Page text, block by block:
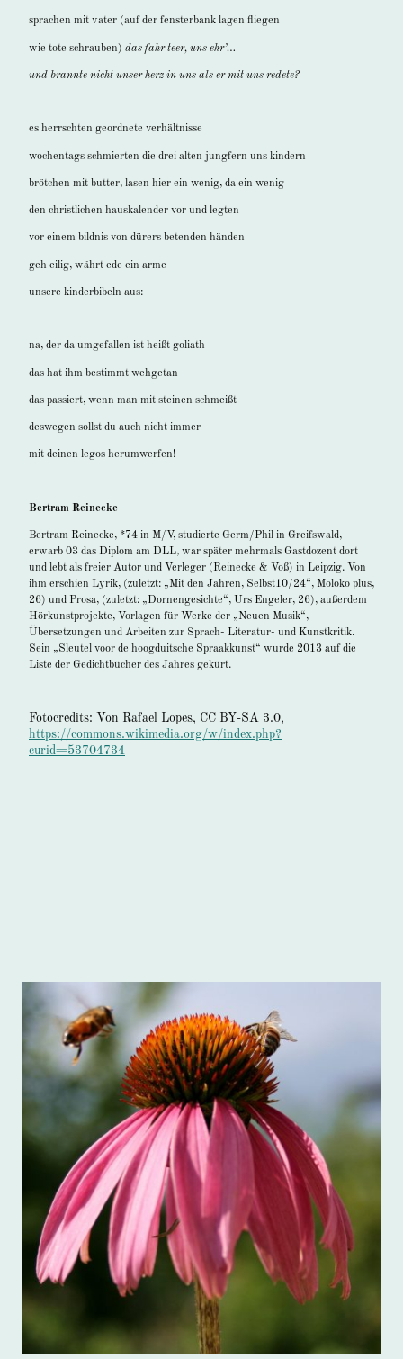
sprachen mit vater (auf der fensterbank lagen fliegen
wie tote schrauben) das fahr teer, uns ehr’…
und brannte nicht unser herz in uns als er mit uns redete?
es herrschten geordnete verhältnisse
wochentags schmierten die drei alten jungfern uns kindern
brötchen mit butter, lasen hier ein wenig, da ein wenig
den christlichen hauskalender vor und legten
vor einem bildnis von dürers betenden händen
geh eilig, währt ede ein arme
unsere kinderbibeln aus:
na, der da umgefallen ist heißt goliath
das hat ihm bestimmt wehgetan
das passiert, wenn man mit steinen schmeißt
deswegen sollst du auch nicht immer
mit deinen legos herumwerfen!
Bertram Reinecke
Bertram Reinecke, *74 in M/V, studierte Germ/Phil in Greifswald,
erwarb 03 das Diplom am DLL, war später mehrmals Gastdozent dort
und lebt als freier Autor und Verleger (Reinecke & Voß) in Leipzig. Von
ihm erschien Lyrik, (zuletzt: „Mit den Jahren, Selbst10/24“, Moloko plus,
26) und Prosa, (zuletzt: „Dornengesichte“, Urs Engeler, 26), außerdem
Hörkunstprojekte, Vorlagen für Werke der „Neuen Musik“,
Übersetzungen und Arbeiten zur Sprach- Literatur- und Kunstkritik.
Sein „Sleutel voor de hoogduitsche Spraakkunst“ wurde 2013 auf die
Liste der Gedichtbücher des Jahres gekürt.
Fotocredits: Von Rafael Lopes, CC BY-SA 3.0,
https://commons.wikimedia.org/w/index.php?
curid=53704734